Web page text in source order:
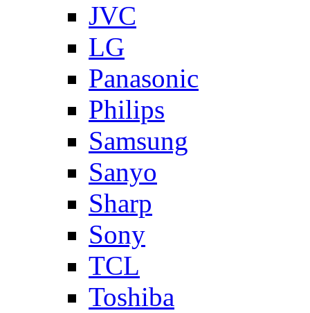
JVC
LG
Panasonic
Philips
Samsung
Sanyo
Sharp
Sony
TCL
Toshiba